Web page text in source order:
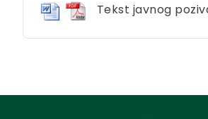
Tekst javnog